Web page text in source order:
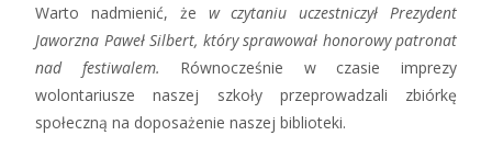
Warto nadmienić, że w czytaniu uczestniczył Prezydent
Jaworzna Paweł Silbert, który sprawował honorowy patronat
nad festiwalem. Równocześnie w czasie imprezy
wolontariusze naszej szkoły przeprowadzali zbiórkę
społeczną na doposażenie naszej biblioteki.